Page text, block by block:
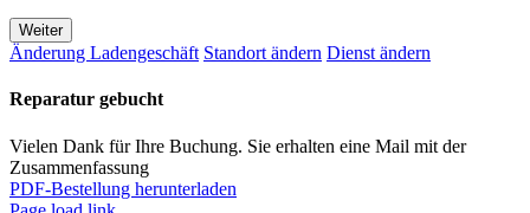
Weiter
Änderung Ladengeschäft Standort ändern Dienst ändern
Reparatur gebucht
Vielen Dank für Ihre Buchung. Sie erhalten eine Mail mit der
Zusammenfassung
PDF-Bestellung herunterladen